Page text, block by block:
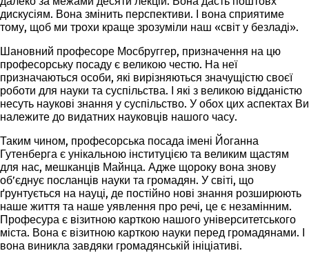
дискусіям. Вона змінить перспективи. І вона сприятиме
тому, щоб ми трохи краще зрозуміли наш «світ у безладі».
Шановний професоре Мосбруггер, призначення на цю
професорську посаду є великою честю. На неї
призначаються особи, які вирізняються значущістю своєї
роботи для науки та суспільства. І які з великою відданістю
несуть наукові знання у суспільство. У обох цих аспектах Ви
належите до видатних науковців нашого часу.
Таким чином, професорська посада імені Йоганна
Гутенберга є унікальною інституцією та великим щастям
для нас, мешканців Майнца. Адже щороку вона знову
об’єднує посланців науки та громадян. У світі, що
ґрунтується на науці, де постійно нові знання розширюють
наше життя та наше уявлення про речі, це є незамінним.
Професура є візитною карткою нашого університетського
міста. Вона є візитною карткою науки перед громадянами. І
вона виникла завдяки громадянській ініціативі.